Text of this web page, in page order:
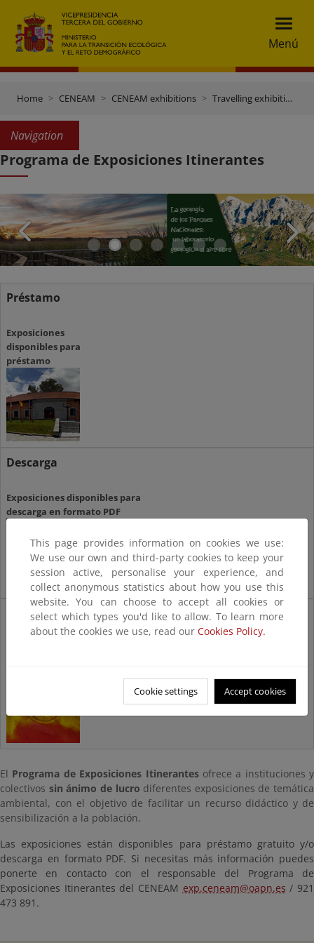
Menú
Home CENEAM CENEAM exhibitions Travelling exhibitions
Navigation
Programa de Exposiciones Itinerantes
Préstamo
Exposiciones
disponibles para
préstamo
Descarga
Exposiciones disponibles para
descarga en formato PDF
Visualización
El Programa de Exposiciones Itinerantesofrece a instituciones y
colectivos sin ánimo de lucro diferentes exposiciones de temática
ambiental, con el objetivo de facilitar un recurso didáctico y de
sensibilización a la población.
Las exposiciones están disponibles para préstamo gratuito y/o
descarga en formato PDF. Si necesitas más información puedes
ponerte en contacto con el responsable del Programa de
Exposiciones Itinerantes del CENEAM exp.ceneam@oapn.es / 921
473 891.
This page provides information on cookies we use:
We use our own and third-party cookies to keep your
session active, personalise your experience, and
collect anonymous statistics about how you use this
website. You can choose to accept all cookies or
select which types you'd like to allow. To learn more
about the cookies we use, read our Cookies Policy.
Cookie settings Accept cookies